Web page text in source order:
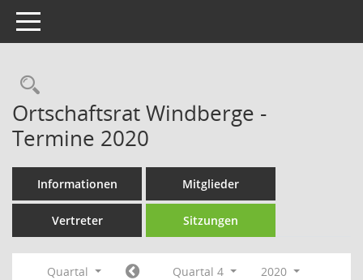
Toggle navigation
Rechercheauswahl
Ortschaftsrat Windberge -
Termine 2020
Informationen Mitglieder
Vertreter Sitzungen
Quartal Quartal 4
2020